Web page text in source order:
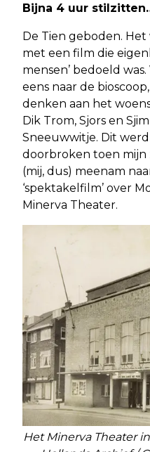
Bijna 4 uur
De Tien geboden.
met een film die
mensen’ bedoeld
eens naar de
denken aan het
Dik Trom, Sjors en
Sneeuwwitje. Dit
doorbroken toen mijn
(mij, dus) meenam
‘spektakelfilm’ over
Minerva Theater.
Het Minerva Theater